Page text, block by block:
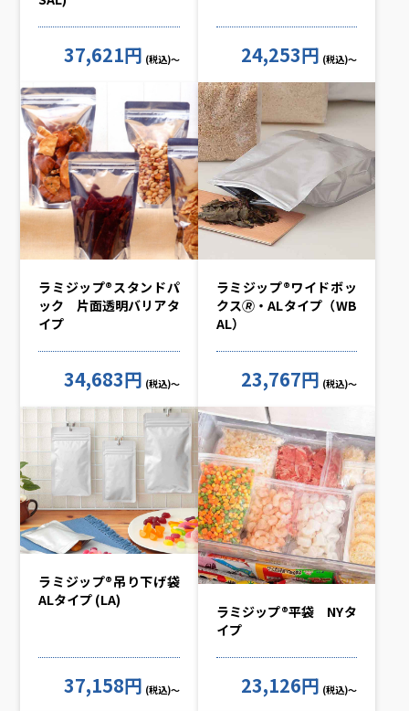
37,621円 (税込)～ 24,253円 (税込)～
ラミジップ®スタンドパ
ック 片面透明バリアタ
イプ
34,683円 (税込)～
ラミジップ®ワイドボッ
クス🄬・ALタイプ（WB
AL）
23,767円 (税込)～
ラミジップ®吊り下げ袋
ALタイプ (LA)
37,158円 (税込)～
ラミジップ®平袋 NYタ
イプ
23,126円 (税込)～